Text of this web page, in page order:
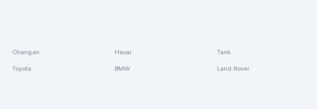
Changan Haval Tank
Toyota BMW Land Rover